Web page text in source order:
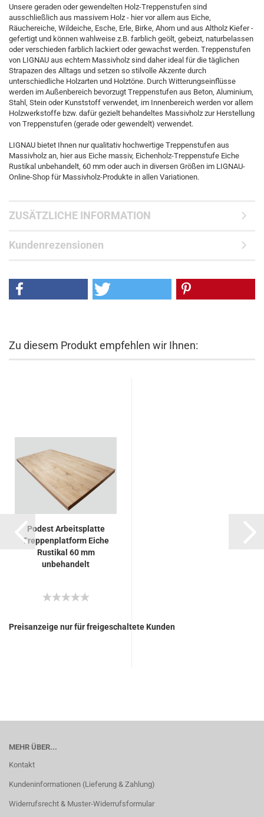
Unsere geraden oder gewendelten Holz-Treppenstufen sind
ausschließlich aus massivem Holz - hier vor allem aus Eiche,
Räuchereiche, Wildeiche, Esche, Erle, Birke, Ahorn und aus Altholz Kiefer -
gefertigt und können wahlweise z.B. farblich geölt, gebeizt, naturbelassen
oder verschieden farblich lackiert oder gewachst werden. Treppenstufen
von LIGNAU aus echtem Massivholz sind daher ideal für die täglichen
Strapazen des Alltags und setzen so stilvolle Akzente durch
unterschiedliche Holzarten und Holztöne. Durch Witterungseinflüsse
werden im Außenbereich bevorzugt Treppenstufen aus Beton, Aluminium,
Stahl, Stein oder Kunststoff verwendet, im Innenbereich werden vor allem
Holzwerkstoffe bzw. dafür gezielt behandeltes Massivholz zur Herstellung
von Treppenstufen (gerade oder gewendelt) verwendet.
LIGNAU bietet Ihnen nur qualitativ hochwertige Treppenstufen aus
Massivholz an, hier aus Eiche massiv, Eichenholz-Treppenstufe Eiche
Rustikal unbehandelt, 60 mm oder auch in diversen Größen im LIGNAU-
Online-Shop für Massivholz-Produkte in allen Variationen.
ZUSÄTZLICHE INFORMATION
Kundenrezensionen
Zu diesem Produkt empfehlen wir Ihnen:
Podest Arbeitsplatte
Treppenplatform Eiche
Rustikal 60 mm
unbehandelt
Preisanzeige nur für freigeschaltete Kunden
MEHR ÜBER...
Kontakt
Kundeninformationen (Lieferung & Zahlung)
Widerrufsrecht & Muster-Widerrufsformular